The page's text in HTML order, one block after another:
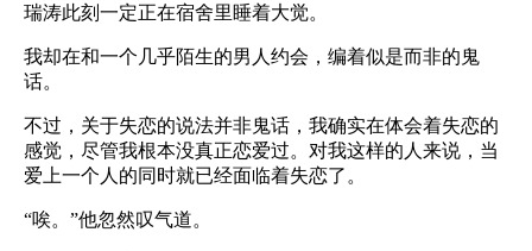
瑞涛此刻一定正在宿舍里睡着大觉。
我却在和一个几乎陌生的男人约会，编着似是而非的鬼
话。
不过，关于失恋的说法并非鬼话，我确实在体会着失恋的
感觉，尽管我根本没真正恋爱过。对我这样的人来说，当
爱上一个人的同时就已经面临着失恋了。
“唉。”他忽然叹气道。